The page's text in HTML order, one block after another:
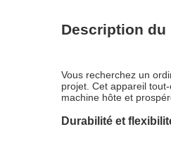
Description du
Vous recherchez un
projet. Cet appareil
machine hôte et
Durabilité et